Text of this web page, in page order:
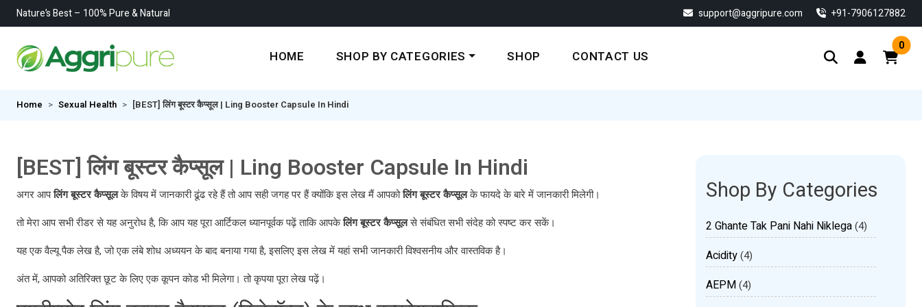
Nature’s Best – 100% Pure & Natural support@aggripure.com ‎+91-7906127882
HOME SHOP BY CATEGORIES SHOP CONTACT US
0
Home Sexual Health [BEST] लिंग बूस्टर कैप्सूल | Ling Booster Capsule In Hindi
[BEST] लिंग बूस्टर कैप्सूल | Ling Booster Capsule In Hindi
अगर आपलिंग बूस्टर कैप्सूलके विषय में जानकारी ढूंढ रहे हैं तो आप सही जगह पर हैं क्योंकि इस लेख मैं आपकोलिंग बूस्टर कैप्सूलके फायदे के बारे में जानकारी मिलेगी।
तो मेरा आप सभी रीडर से यह अनुरोध है, कि आप यह पूरा आर्टिकल ध्यानपूर्वक पढ़ें ताकि आपकेलिंग बूस्टर कैप्सूलसे संबंधित सभी संदेह को स्पष्ट कर सकें।
यह एक वैल्यू पैक लेख है, जो एक लंबे शोध अध्ययन के बाद बनाया गया है, इसलिए इस लेख में यहां सभी जानकारी विश्वसनीय और वास्तविक है।
अंत में, आपको अतिरिक्त छूट के लिए एक कूपन कोड भी मिलेगा। तो कृपया पूरा लेख पढ़ें।
Shop By Categories
2 Ghante Tak Pani Nahi Niklega(4)
Acidity(4)
AEPM(4)